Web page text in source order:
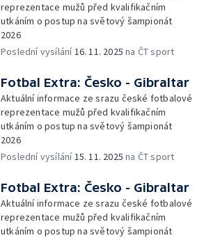
reprezentace mužů před kvalifikačním
utkáním o postup na světový šampionát
2026
Poslední vysílání16. 11. 2025 na ČT sport
Fotbal Extra: Česko - Gibraltar
Aktuální informace ze srazu české fotbalové
reprezentace mužů před kvalifikačním
utkáním o postup na světový šampionát
2026
Poslední vysílání15. 11. 2025 na ČT sport
Fotbal Extra: Česko - Gibraltar
Aktuální informace ze srazu české fotbalové
reprezentace mužů před kvalifikačním
utkáním o postup na světový šampionát